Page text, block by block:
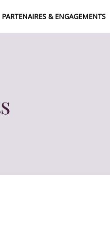
PARTENAIRES & ENGAGEMENTS